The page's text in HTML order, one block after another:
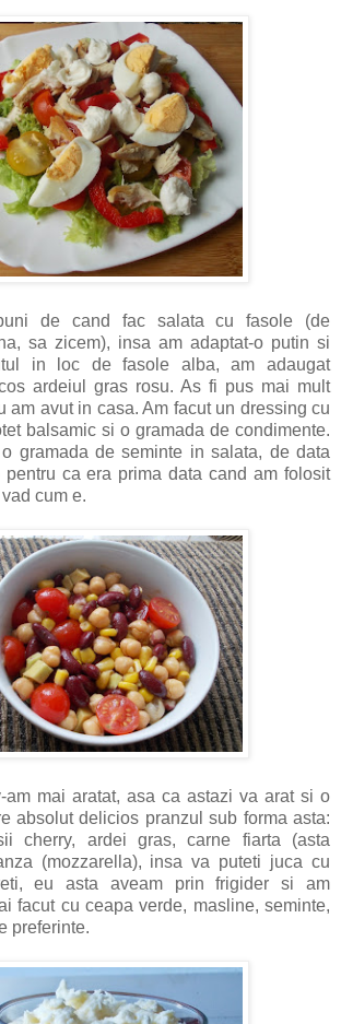
de cand fac salata cu fasole (de
sa zicem), insa am adaptat-o putin si
in loc de fasole alba, am adaugat
ardeiul gras rosu. As fi pus mai mult
am avut in casa. Am facut un dressing cu
balsamic si o gramada de condimente.
gramada de seminte in salata, de data
pentru ca era prima data cand am folosit
cum e.
am mai aratat, asa ca astazi va arat si o
absolut delicios pranzul sub forma asta:
cherry, ardei gras, carne fiarta (asta
(mozzarella), insa va puteti juca cu
eu asta aveam prin frigider si am
facut cu ceapa verde, masline, seminte,
preferinte.